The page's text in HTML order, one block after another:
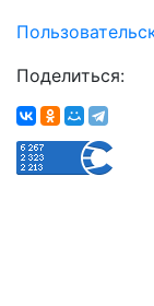
Поделиться: